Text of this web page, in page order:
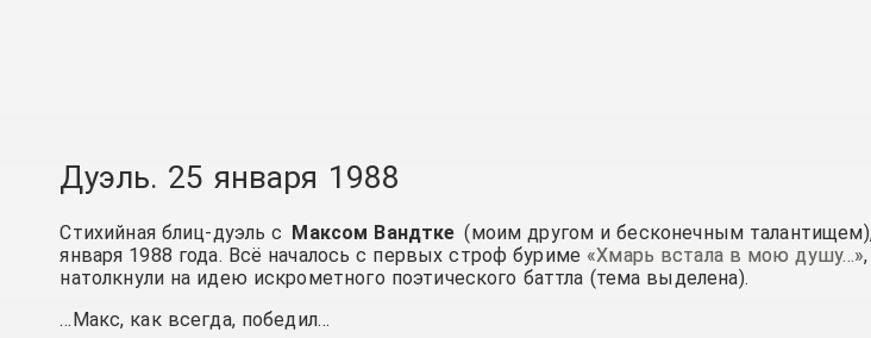
Дуэль. 25 января 1988
Стихийная блиц-дуэль с Максом Вандтке (моим другом и бесконечным
января 1988 года. Всё началось с первых строф буриме «Хмарь встала в мою душу…»
натолкнули на идею искрометного поэтического баттла (тема выделена).
…Макс, как всегда, победил…